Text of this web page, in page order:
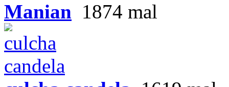
Manian 1874 mal